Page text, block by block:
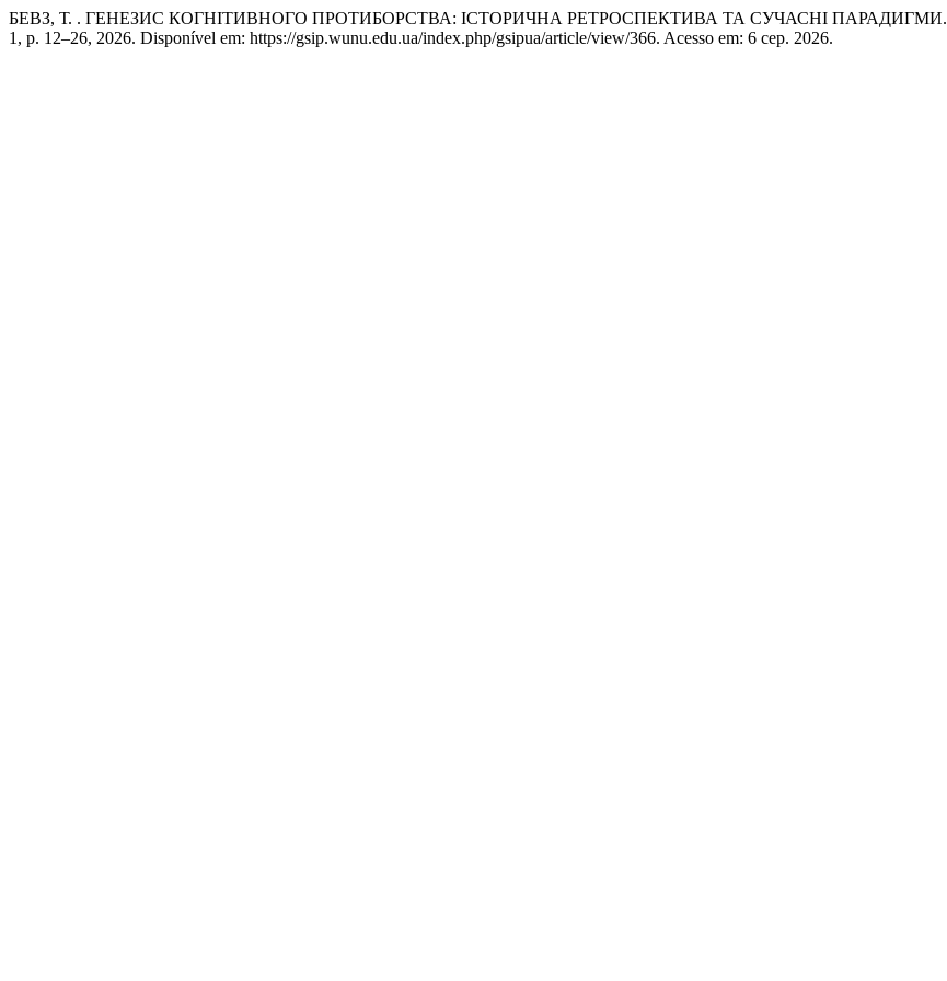
БЕВЗ, Т. . ГЕНЕЗИС КОГНІТИВНОГО ПРОТИБОРСТВА: ІСТОРИЧНА РЕТРОСПЕКТИВА ТА СУЧАСНІ ПАРАДИГМИ.
1, p. 12–26, 2026. Disponível em: https://gsip.wunu.edu.ua/index.php/gsipua/article/view/366. Acesso em: 6 сер. 2026.